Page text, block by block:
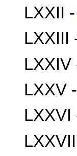
LXXII -
LXXIII
LXXIV
LXXV -
LXXVI